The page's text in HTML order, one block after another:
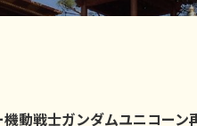
機動戦士ガンダムユニコーン